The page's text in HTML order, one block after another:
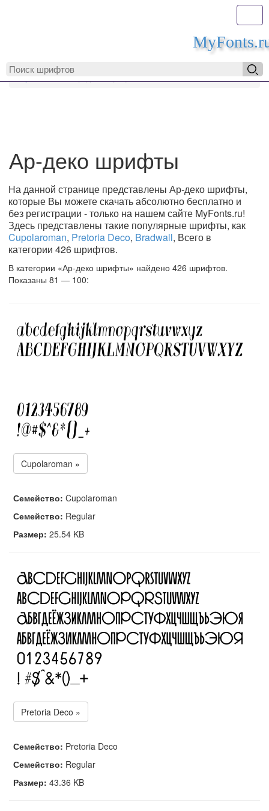
MyFonts.ru
Ар-деко шрифты
На данной странице представлены Ар-деко шрифты,
которые Вы можете скачать абсолютно бесплатно и
без регистрации - только на нашем сайте MyFonts.ru!
Здесь представлены такие популярные шрифты, как
Cupolaroman, Pretoria Deco, Bradwall, Всего в
категории 426 шрифтов.
В категории «Ар-деко шрифты» найдено 426 шрифтов.
Показаны 81 — 100:
Cupolaroman »
Семейство: Cupolaroman
Семейство: Regular
Размер: 25.54 KB
Pretoria Deco »
Семейство: Pretoria Deco
Семейство: Regular
Размер: 43.36 KB